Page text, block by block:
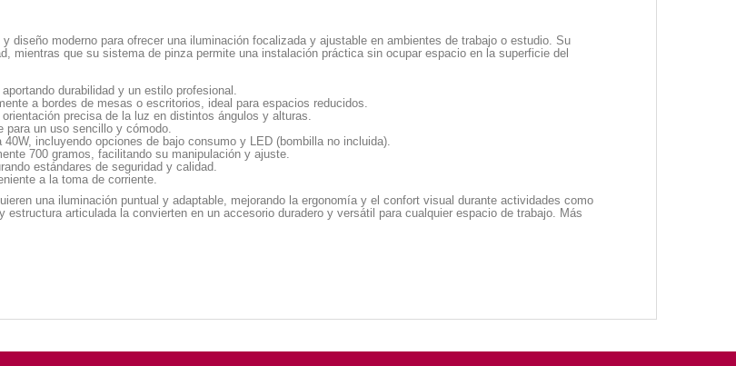
diseño moderno para ofrecer una iluminación focalizada y ajustable en ambientes de trabajo o estudio. Su
mientras que su sistema de pinza permite una instalación práctica sin ocupar espacio en la superficie del
durabilidad y un estilo profesional.
a bordes de mesas o escritorios, ideal para espacios reducidos.
precisa de la luz en distintos ángulos y alturas.
para un uso sencillo y cómodo.
incluyendo opciones de bajo consumo y LED (bombilla no incluida).
700 gramos, facilitando su manipulación y ajuste.
estándares de seguridad y calidad.
a la toma de corriente.
una iluminación puntual y adaptable, mejorando la ergonomía y el confort visual durante actividades como
articulada la convierten en un accesorio duradero y versátil para cualquier espacio de trabajo. Más